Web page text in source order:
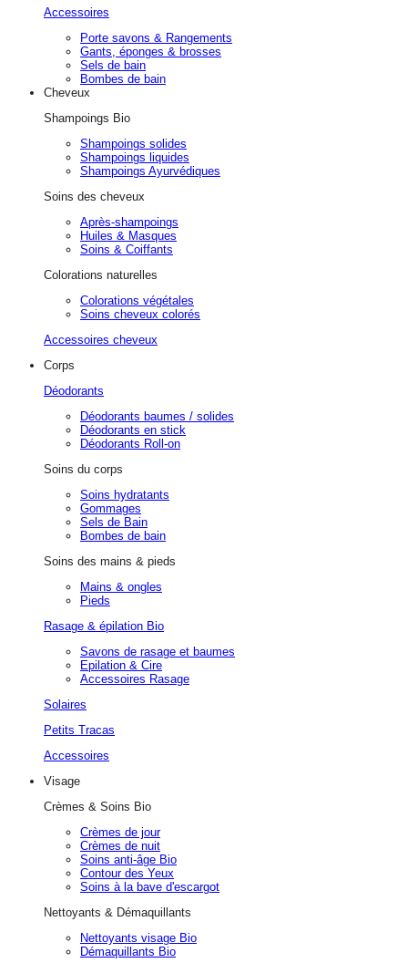
Accessoires
Porte savons & Rangements
Gants, éponges & brosses
Sels de bain
Bombes de bain
Cheveux
Shampoings Bio
Shampoings solides
Shampoings liquides
Shampoings Ayurvédiques
Soins des cheveux
Après-shampoings
Huiles & Masques
Soins & Coiffants
Colorations naturelles
Colorations végétales
Soins cheveux colorés
Accessoires cheveux
Corps
Déodorants
Déodorants baumes / solides
Déodorants en stick
Déodorants Roll-on
Soins du corps
Soins hydratants
Gommages
Sels de Bain
Bombes de bain
Soins des mains & pieds
Mains & ongles
Pieds
Rasage & épilation Bio
Savons de rasage et baumes
Epilation & Cire
Accessoires Rasage
Solaires
Petits Tracas
Accessoires
Visage
Crèmes & Soins Bio
Crèmes de jour
Crèmes de nuit
Soins anti-âge Bio
Contour des Yeux
Soins à la bave d'escargot
Nettoyants & Démaquillants
Nettoyants visage Bio
Démaquillants Bio